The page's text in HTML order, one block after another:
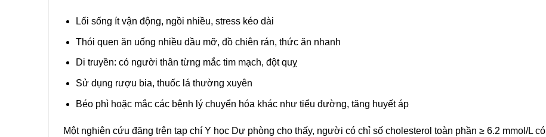
Lối sống ít vận động, ngồi nhiều, stress kéo dài
Thói quen ăn uống nhiều dầu mỡ, đồ chiên rán, thức ăn nhanh
Di truyền: có người thân từng mắc tim mạch, đột quỵ
Sử dụng rượu bia, thuốc lá thường xuyên
Béo phì hoặc mắc các bệnh lý chuyển hóa khác như tiểu đường, tăng huyết áp
Một nghiên cứu đăng trên tạp chí Y học Dự phòng cho thấy, người có chỉ số cholesterol toàn phần ≥ 6.2 mmol/L có